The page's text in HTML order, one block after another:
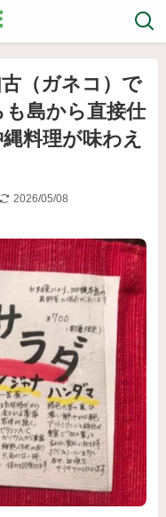
（ガネコ）で
島から直接仕
料理が味わえ
2026/05/08